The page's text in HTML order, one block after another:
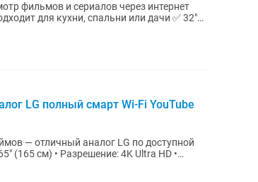
фильмов и сериалов через интернет
для кухни, спальни или дачи ✅ 32"
LG полный смарт Wi-Fi YouTube
— отличный аналог LG по доступной
(165 см) • Разрешение: 4K Ultra HD •